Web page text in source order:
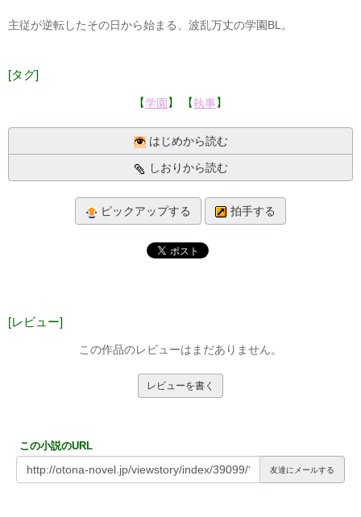
主従が逆転したその日から始まる、波乱万丈の学園BL。
[タグ]
【学園 】 【執事】
はじめから読む
しおりから読む
ピックアップする 拍手する
[レビュー]
この作品のレビューはまだありません。
レビューを書く
この小説のURL
友達にメールする